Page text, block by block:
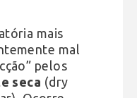
mais
mal
pelos
seca (dry